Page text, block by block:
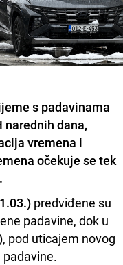
s padavinama
narednih dana,
vremena i
očekuje se tek
predviđene su
padavine, dok u
, pod uticajem novog